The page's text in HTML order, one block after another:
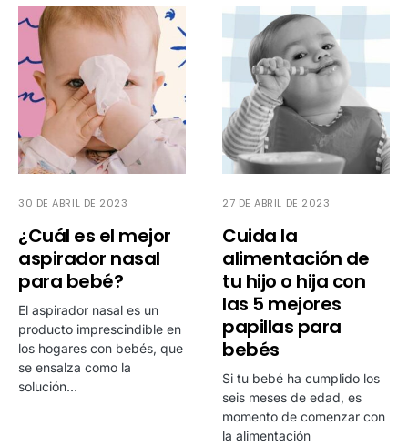
30 DE ABRIL DE 2023
¿Cuál es el mejor
aspirador nasal
para bebé?
El aspirador nasal es un
producto imprescindible en
los hogares con bebés, que
se ensalza como la
solución…
27 DE ABRIL DE 2023
Cuida la
alimentación de
tu hijo o hija con
las 5 mejores
papillas para
bebés
Si tu bebé ha cumplido los
seis meses de edad, es
momento de comenzar con
la alimentación